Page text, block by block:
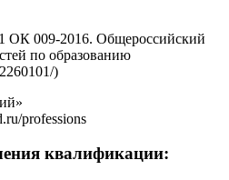
009-2016. Общероссийский
по образованию
)
professions
квалификации: